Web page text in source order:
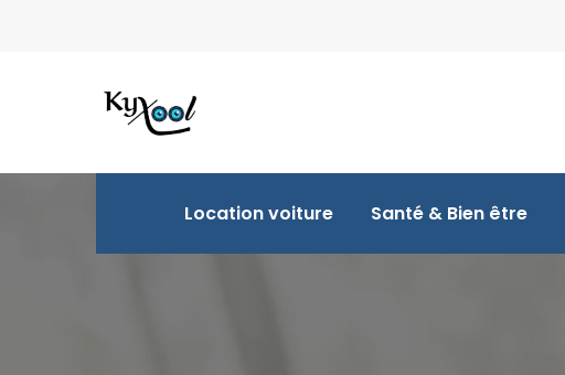
Location voiture Santé & Bien être